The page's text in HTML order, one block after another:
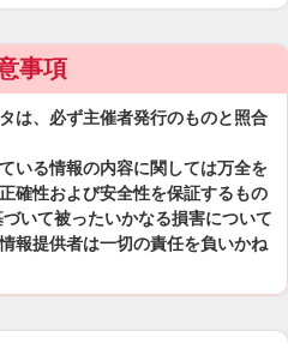
事項
は、必ず主催者発行のものと照合
いる情報の内容に関しては万全を
確性および安全性を保証するもの
いて被ったいかなる損害について
報提供者は一切の責任を負いかね